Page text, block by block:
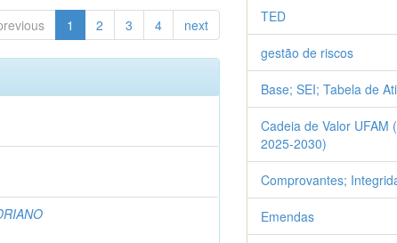
1 2 3 4 next TED
gestão de riscos
Base; SEI; Tabela de
Cadeia de Valor UFAM
2025-2030)
Comprovantes;
Emendas